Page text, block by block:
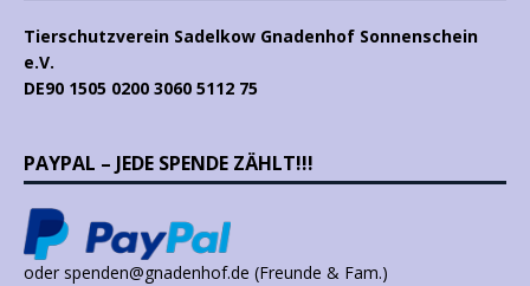
Tierschutzverein Sadelkow Gnadenhof Sonnenschein
e.V.
DE90 1505 0200 3060 5112 75
PAYPAL – JEDE SPENDE ZÄHLT!!!
oder spenden@gnadenhof.de (Freunde & Fam.)